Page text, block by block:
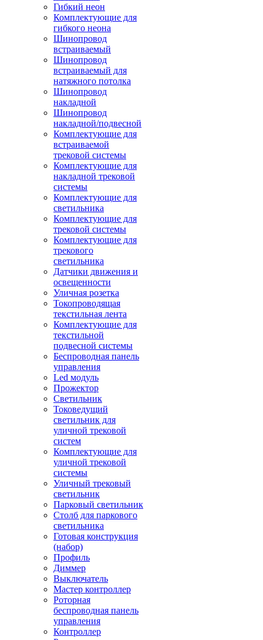
Гибкий неон
Комплектующие для
гибкого неона
Шинопровод
встраиваемый
Шинопровод
встраиваемый для
натяжного потолка
Шинопровод
накладной
Шинопровод
накладной/подвесной
Комплектующие для
встраиваемой
трековой системы
Комплектующие для
накладной трековой
системы
Комплектующие для
светильника
Комплектующие для
трековой системы
Комплектующие для
трекового
светильника
Датчики движения и
освещенности
Уличная розетка
Токопроводящая
текстильная лента
Комплектующие для
текстильной
подвесной системы
Беспроводная панель
управления
Led модуль
Прожектор
Светильник
Токоведущий
светильник для
уличной трековой
систем
Комплектующие для
уличной трековой
системы
Уличный трековый
светильник
Парковый светильник
Столб для паркового
светильника
Готовая конструкция
(набор)
Профиль
Диммер
Выключатель
Мастер контроллер
Роторная
беспроводная панель
управления
Контроллер